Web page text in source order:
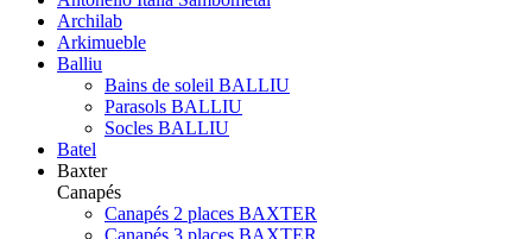
Archilab
Arkimueble
Balliu
Bains de soleil BALLIU
Parasols BALLIU
Socles BALLIU
Batel
Baxter
Canapés
Canapés 2 places BAXTER
Canapés 3 places BAXTER